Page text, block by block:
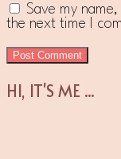
Save my
the next time I
HI, IT'S ME ...